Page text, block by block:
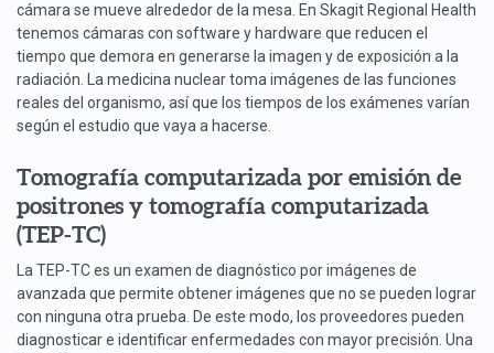
cámara se mueve alrededor de la mesa. En Skagit Regional Health
tenemos cámaras con software y hardware que reducen el
tiempo que demora en generarse la imagen y de exposición a la
radiación. La medicina nuclear toma imágenes de las funciones
reales del organismo, así que los tiempos de los exámenes varían
según el estudio que vaya a hacerse.
Tomografía computarizada por emisión de
positrones y tomografía computarizada
(TEP-TC)
La TEP-TC es un examen de diagnóstico por imágenes de
avanzada que permite obtener imágenes que no se pueden lograr
con ninguna otra prueba. De este modo, los proveedores pueden
diagnosticar e identificar enfermedades con mayor precisión. Una